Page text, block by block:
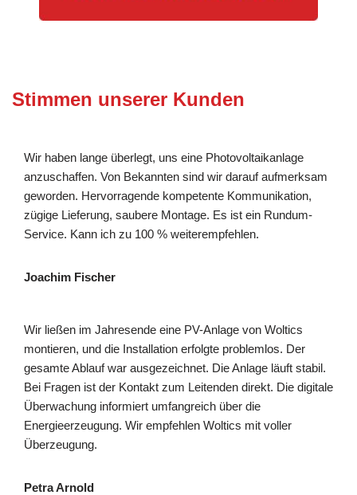
Stimmen unserer Kunden
Wir haben lange überlegt, uns eine Photovoltaikanlage
anzuschaffen. Von Bekannten sind wir darauf aufmerksam
geworden. Hervorragende kompetente Kommunikation,
zügige Lieferung, saubere Montage. Es ist ein Rundum-
Service. Kann ich zu 100 % weiterempfehlen.
Joachim Fischer
Wir ließen im Jahresende eine PV-Anlage von Woltics
montieren, und die Installation erfolgte problemlos. Der
gesamte Ablauf war ausgezeichnet. Die Anlage läuft stabil.
Bei Fragen ist der Kontakt zum Leitenden direkt. Die digitale
Überwachung informiert umfangreich über die
Energieerzeugung. Wir empfehlen Woltics mit voller
Überzeugung.
Petra Arnold